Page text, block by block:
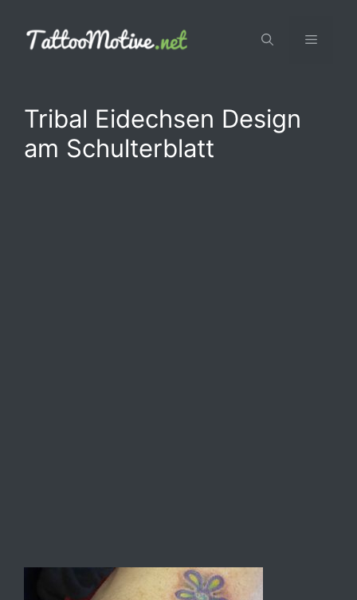
Inhalt
springen
Menü
Tribal Eidechsen Design
am Schulterblatt